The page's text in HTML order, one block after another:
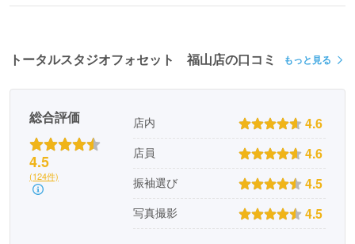
トータルスタジオフォセット 福山店の口コミ もっと見る
総合評価
4.5
(124件)
店内 4.6
店員 4.6
振袖選び 4.5
写真撮影 4.5